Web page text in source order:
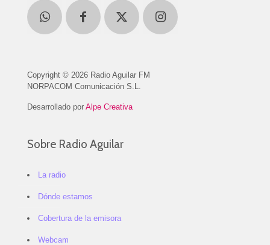
Copyright © 2026 Radio Aguilar FM
NORPACOM Comunicación S.L.
Desarrollado por Alpe Creativa
Sobre Radio Aguilar
La radio
Dónde estamos
Cobertura de la emisora
Webcam